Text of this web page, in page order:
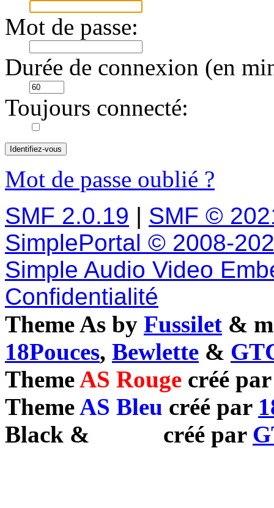
Mot de passe:
Durée de connexion (en
Toujours connecté:
Mot de passe oublié ?
SMF 2.0.19 | SMF ©
SimplePortal © 2008-
Simple Audio Video
Confidentialité
Theme As by Fussilet &
18Pouces, Bewlette &
ThemeAS Rouge créé
ThemeAS Bleu créé par
Black & créé par